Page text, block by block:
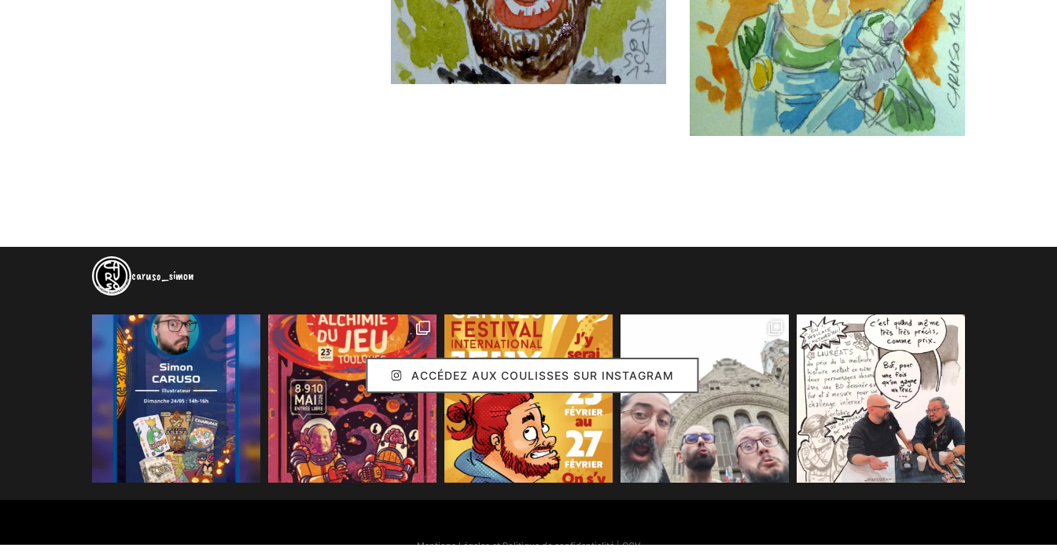
caruso_simon
ACCÉDEZ AUX COULISSES SUR INSTAGRAM
Mentions Légales et Politique de confidentialité|CGV